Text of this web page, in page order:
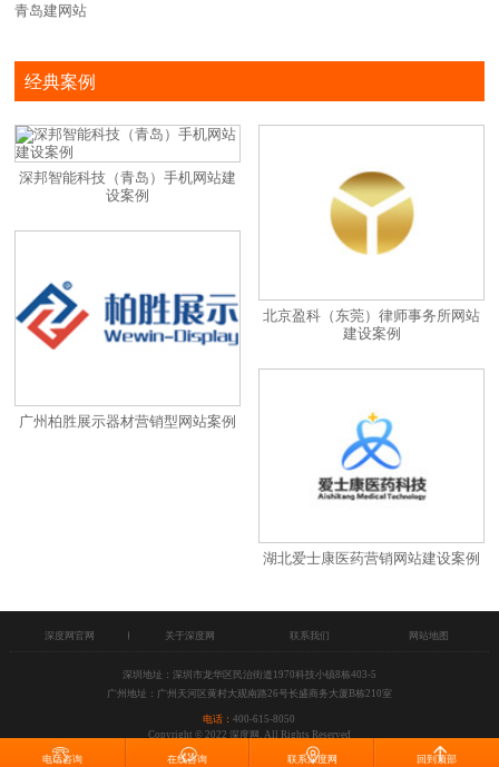
青岛建网站
经典案例
深邦智能科技（青岛）手机网站建
设案例
北京盈科（东莞）律师事务所网站
建设案例
广州柏胜展示器材营销型网站案例
湖北爱士康医药营销网站建设案例
深度网官网 关于深度网 联系我们 网站地图
深圳地址：深圳市龙华区民治街道1970科技小镇8栋403-5
广州地址：广州天河区黄村大观南路26号长盛商务大厦B栋210室
电话：400-615-8050
Copyright © 2022 深度网, All Rights Reserved
电话咨询 在线咨询 联系深度网 回到顶部